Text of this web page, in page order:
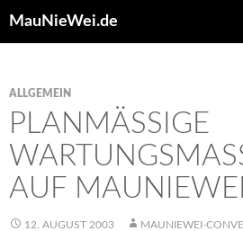
MauNieWei.de
ALLGEMEIN
PLANMÄSSIGE W
F
12. AUGUST 2003 MAUNIEWEI-